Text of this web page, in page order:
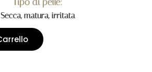
Secca, matura, irritata